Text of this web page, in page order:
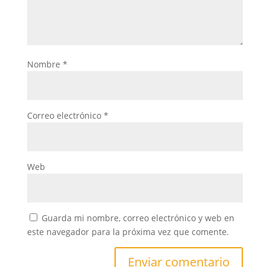
Nombre *
Correo electrónico *
Web
Guarda mi nombre, correo electrónico y web en
este navegador para la próxima vez que comente.